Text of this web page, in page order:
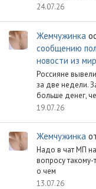
24.07.26
Жемчужинка
сообщению
новости из
Россияне
за две недели.
больше денег,
19.07.26
Жемчужинка
Надо в чат МП
вопросу
о чем
13.07.26